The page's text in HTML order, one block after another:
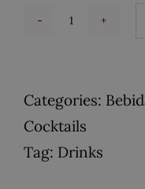
quantity
Categories:
Cocktails
Tag: Drinks